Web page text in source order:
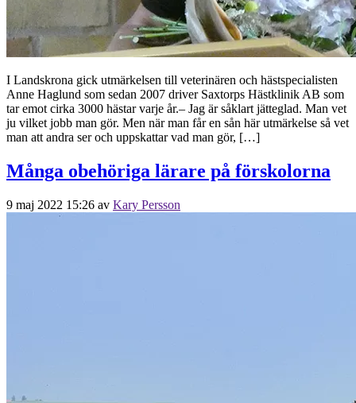
I Landskrona gick utmärkelsen till veterinären och hästspecialisten
Anne Haglund som sedan 2007 driver Saxtorps Hästklinik AB som
tar emot cirka 3000 hästar varje år.– Jag är såklart jätteglad. Man vet
ju vilket jobb man gör. Men när man får en sån här utmärkelse så vet
man att andra ser och uppskattar vad man gör, […]
Många obehöriga lärare på förskolorna
9 maj 2022 15:26 av Kary Persson